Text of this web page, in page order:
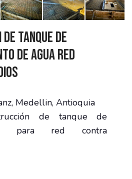
tanque de
de agua Red
Medellin, Antioquia
de tanque de
para red contra